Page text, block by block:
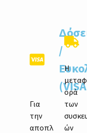
/
Για
την
αποπλ
Η
μεταφ
ορά
των
ών